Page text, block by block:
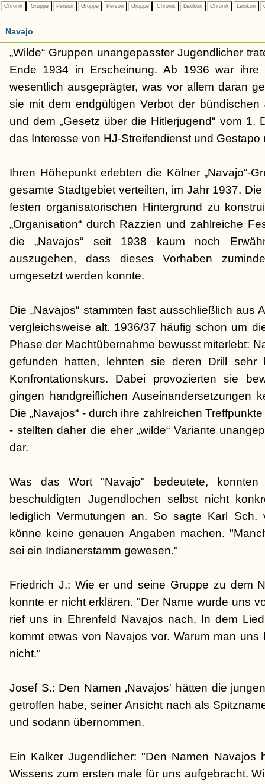
Chronik Gruppe Person Gruppe Person Gruppe Chronik Lexikon Chronik Lexikon
Navajo
„Wilde“ Gruppen unangepasster Jugendlicher
Ende 1934 in Erscheinung. Ab 1936 war ihre
wesentlich ausgeprägter, was vor allem daran
sie mit dem endgültigen Verbot der
und dem „Gesetz über die Hitlerjugend“ vom 1.
das Interesse von HJ-Streifendienst und Gestapo
Ihren Höhepunkt erlebten die Kölner „Navajo“-
gesamte Stadtgebiet verteilten, im Jahr 1937.
festen organisatorischen Hintergrund zu
„Organisation“ durch Razzien und zahlreiche
die „Navajos“ seit 1938 kaum noch
auszugehen, dass dieses Vorhaben
umgesetzt werden konnte.
Die „Navajos“ stammten fast ausschließlich aus
vergleichsweise alt. 1936/37 häufig schon um
Phase der Machtübernahme bewusst miterlebt:
gefunden hatten, lehnten sie deren Drill
Konfrontationskurs. Dabei provozierten sie
gingen handgreiflichen Auseinandersetzungen
Die „Navajos“ - durch ihre zahlreichen
- stellten daher die eher „wilde“ Variante
dar.
Was das Wort "Navajo" bedeutete, konnten
beschuldigten Jugendlochen selbst nicht
lediglich Vermutungen an. So sagte Karl
könne keine genauen Angaben machen.
sei ein Indianerstamm gewesen."
Friedrich J.: Wie er und seine Gruppe zu dem
konnte er nicht erklären. "Der Name wurde uns
rief uns in Ehrenfeld Navajos nach. In dem
kommt etwas von Navajos vor. Warum man
nicht."
Josef S.: Den Namen ‚Navajos' hätten die
getroffen habe, seiner Ansicht nach als
und sodann übernommen.
Ein Kalker Jugendlicher: "Den Namen Navajos
Wissens zum ersten male für uns aufgebracht.